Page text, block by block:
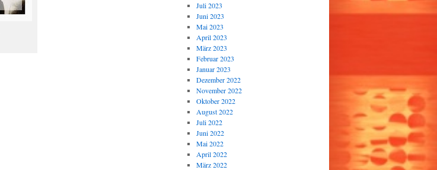
Juli 2023
Juni 2023
Mai 2023
April 2023
März 2023
Februar 2023
Januar 2023
Dezember 2022
November 2022
Oktober 2022
August 2022
Juli 2022
Juni 2022
Mai 2022
April 2022
März 2022